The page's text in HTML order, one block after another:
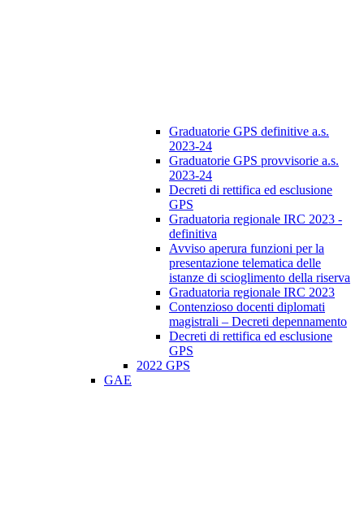
Graduatorie GPS definitive a.s.
2023-24
Graduatorie GPS provvisorie a.s.
2023-24
Decreti di rettifica ed esclusione
GPS
Graduatoria regionale IRC 2023 -
definitiva
Avviso aperura funzioni per la
presentazione telematica delle
istanze di scioglimento della riserva
Graduatoria regionale IRC 2023
Contenzioso docenti diplomati
magistrali – Decreti depennamento
Decreti di rettifica ed esclusione
GPS
2022 GPS
GAE